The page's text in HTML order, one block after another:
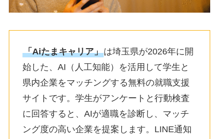
「Aiたまキャリア」は埼玉県が2026年に開
始した、AI（人工知能）を活用して学生と
県内企業をマッチングする無料の就職支援
サイトです。学生がアンケートと行動検査
に回答すると、AIが適職を診断し、マッチ
ング度の高い企業を提案します。LINE通知